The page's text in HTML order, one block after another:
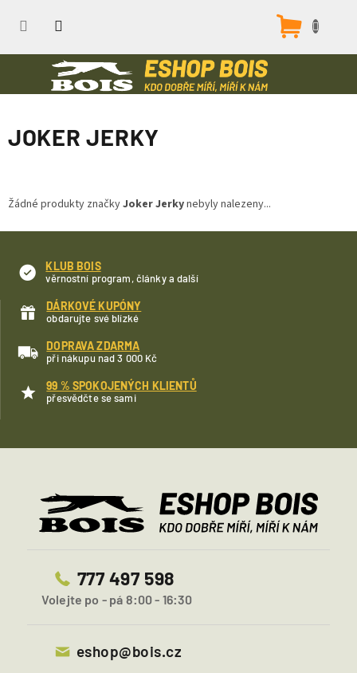
JOKER JERKY
Žádné produkty značkyJoker Jerkynebyly nalezeny...
KLUB BOIS
věrnostní program, články a další
DÁRKOVÉ KUPÓNY
obdarujte své blízké
DOPRAVA ZDARMA
při nákupu nad 3 000 Kč
99 % SPOKOJENÝCH KLIENTŮ
přesvědčte se sami
777 497 598
Volejte po - pá 8:00 - 16:30
eshop@bois.cz